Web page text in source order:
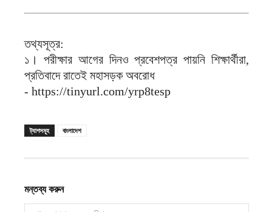
‎তথ্যসূত্র:
‎১। পরীক্ষার আগের দিনও প্রবেশপত্র পায়নি শিক্ষার্থীরা,
প্রতিবাদে রাতেই মহাসড়ক অবরোধ
‎- https://tinyurl.com/yrp8tesp
ট্যাগসমূহ বাংলাদেশ
মন্তব্য করুন